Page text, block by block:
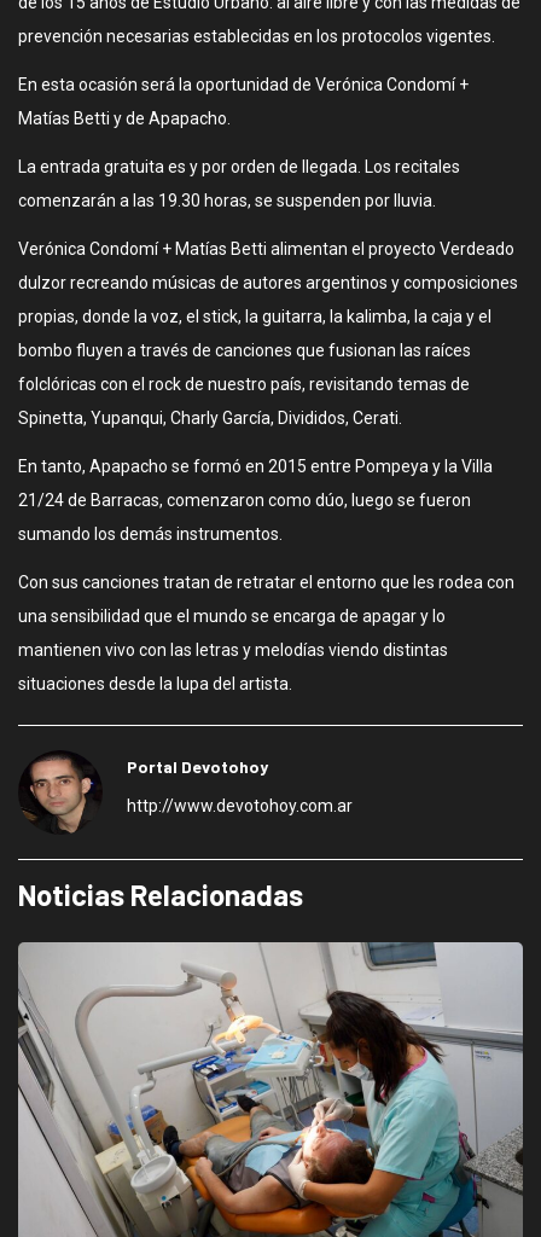
prevención necesarias establecidas en los protocolos vigentes.
En esta ocasión será la oportunidad de Verónica Condomí +
Matías Betti y de Apapacho.
La entrada gratuita es y por orden de llegada. Los recitales
comenzarán a las 19.30 horas, se suspenden por lluvia.
Verónica Condomí + Matías Betti alimentan el proyecto Verdeado
dulzor recreando músicas de autores argentinos y composiciones
propias, donde la voz, el stick, la guitarra, la kalimba, la caja y el
bombo fluyen a través de canciones que fusionan las raíces
folclóricas con el rock de nuestro país, revisitando temas de
Spinetta, Yupanqui, Charly García, Divididos, Cerati.
En tanto, Apapacho se formó en 2015 entre Pompeya y la Villa
21/24 de Barracas, comenzaron como dúo, luego se fueron
sumando los demás instrumentos.
Con sus canciones tratan de retratar el entorno que les rodea con
una sensibilidad que el mundo se encarga de apagar y lo
mantienen vivo con las letras y melodías viendo distintas
situaciones desde la lupa del artista.
Portal Devotohoy
http://www.devotohoy.com.ar
Noticias Relacionadas